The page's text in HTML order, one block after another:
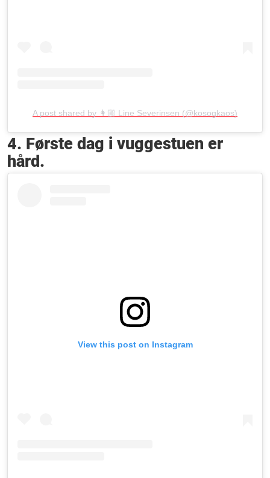
A post shared by 👩🏼 Line Severinsen (@kosogkaos)
4. Første dag i vuggestuen er
hård.
View this post on Instagram